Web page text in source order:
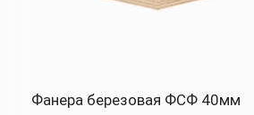
Фанера березовая ФСФ 40мм